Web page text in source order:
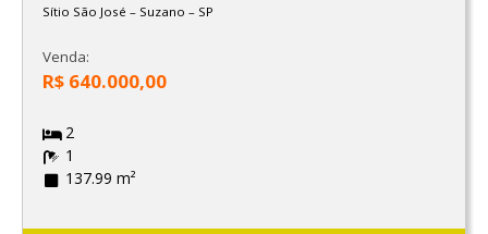
Sítio São José – Suzano – SP
Venda:
R$ 640.000,00
2
1
137.99 m²